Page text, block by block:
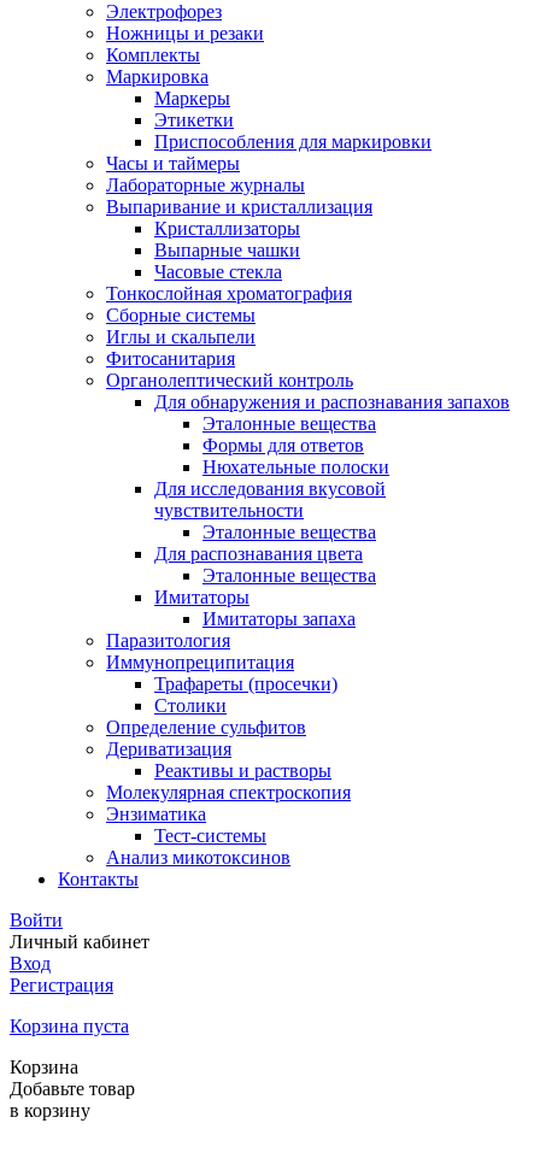
Электрофорез
Ножницы и резаки
Комплекты
Маркировка
Маркеры
Этикетки
Приспособления для маркировки
Часы и таймеры
Лабораторные журналы
Выпаривание и кристаллизация
Кристаллизаторы
Выпарные чашки
Часовые стекла
Тонкослойная хроматография
Сборные системы
Иглы и скальпели
Фитосанитария
Органолептический контроль
Для обнаружения и распознавания запахов
Эталонные вещества
Формы для ответов
Нюхательные полоски
Для исследования вкусовой
чувствительности
Эталонные вещества
Для распознавания цвета
Эталонные вещества
Имитаторы
Имитаторы запаха
Паразитология
Иммунопреципитация
Трафареты (просечки)
Столики
Определение сульфитов
Дериватизация
Реактивы и растворы
Молекулярная спектроскопия
Энзиматика
Тест-системы
Анализ микотоксинов
Контакты
Войти
Личный кабинет
Вход
Регистрация
Корзина пуста
Корзина
Добавьте товар
в корзину